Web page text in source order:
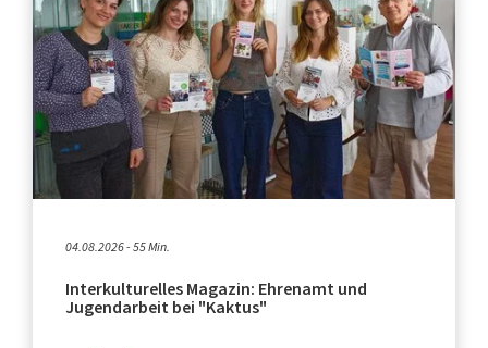
04.08.2026 - 55 Min.
Interkulturelles Magazin: Ehrenamt und
Jugendarbeit bei "Kaktus"